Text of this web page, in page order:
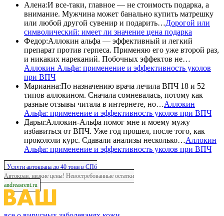
Алена:И все-таки, главное — не стоимость подарка, а
внимание. Мужчина может банально купить матрешку
или любой другой сувенир и подарить…Дорогой или
символический: имеет ли значение цена подарка
Федор:Аллокин альфа — эффективный и легкий
препарат против герпеса. Применяю его уже второй раз,
и никаких нареканий. Побочных эффектов не…
Аллокин Альфа: применение и эффективность уколов
при ВПЧ
Марианна:По назначению врача лечила ВПЧ 18 и 52
типов аллокином. Сначала сомневалась, потому как
разные отзывы читала в интернете, но…Аллокин
Альфа: применение и эффективность уколов при ВПЧ
Дарья:Аллокин-Альфа помог мне и моему мужу
избавиться от ВПЧ. Уже год прошел, после того, как
прокололи курс. Сдавали анализы несколько…Аллокин
Альфа: применение и эффективность уколов при ВПЧ
Услуги автокрана до 40 тонн в СПб
Автокран, низкие цены! Невостребованные остатки
andreasrent.ru